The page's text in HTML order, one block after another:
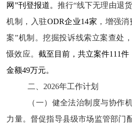
网”刊登报道。 推行“线下无理由退
机制，
入驻ODR企业14家 ， 增强消
案”机制 。挖掘投诉线索立案查处
慑效应。 截至目前，共立案件111件
金额49万元。
二、2026年工作计划
（一）健全法治制度与协作
力量。督促指导县级市场监管部门